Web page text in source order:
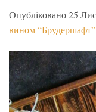
Опубліковано25
вином “Брудершафт”